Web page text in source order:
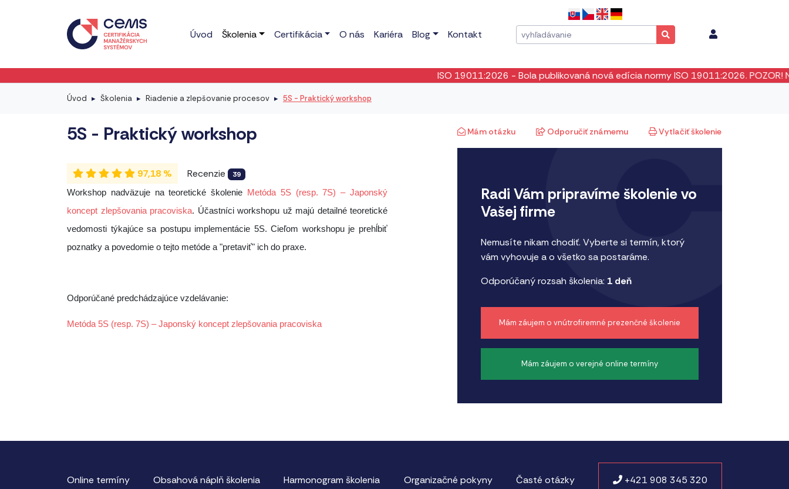
Úvod Školenia Certifikácia O nás Kariéra Blog Kontakt
- Bola publikovaná nová edícia normy ISO 19011:2026. POZOR! Neexistuje
Úvod Školenia Riadenie a zlepšovanie procesov 5S - Praktický workshop
5S - Praktický workshop
97,18 % Recenzie
39
Workshop nadväzuje na teoretické školenie
Metóda 5S (resp. 7S) – Japonský
koncept zlepšovania pracoviska. Účastníci workshopu už majú detailné teoretické
vedomosti týkajúce sa postupu implementácie 5S. Cieľom workshopu je prehĺbiť
poznatky a povedomie o tejto metóde a "pretaviť" ich do praxe.
Odporúčané predchádzajúce vzdelávanie:
Metóda 5S (resp. 7S) – Japonský koncept zlepšovania pracoviska
Mám otázku Odporučiť známemu Vytlačiť školenie
Radi Vám pripravíme školenie vo
Vašej firme
Nemusíte nikam chodiť. Vyberte si termín, ktorý
vám vyhovuje a o všetko sa postaráme.
Odporúčaný rozsah školenia: 1 deň
Mám záujem o vnútrofiremné prezenčné školenie
Mám záujem o verejné online termíny
Online termíny Obsahová náplň školenia Harmonogram školenia Organizačné pokyny Časté otázky +421 908 345 320